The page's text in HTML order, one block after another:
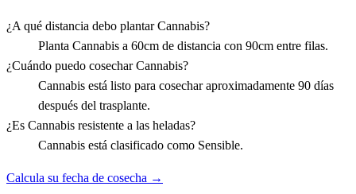
¿A qué distancia debo plantar Cannabis?
Planta Cannabis a 60cm de distancia con 90cm entre filas.
¿Cuándo puedo cosechar Cannabis?
Cannabis está listo para cosechar aproximadamente 90 días
después del trasplante.
¿Es Cannabis resistente a las heladas?
Cannabis está clasificado como Sensible.
Calcula su fecha de cosecha →